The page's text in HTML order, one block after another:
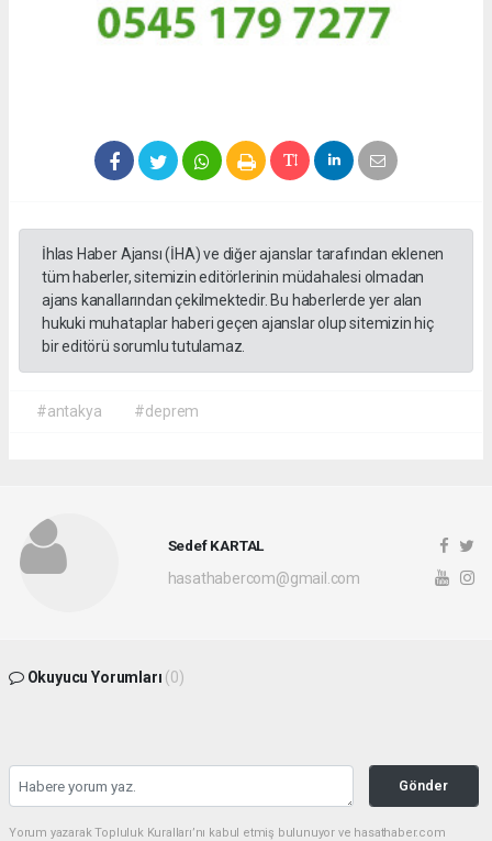
İhlas Haber Ajansı (İHA) ve diğer ajanslar tarafından eklenen
tüm haberler, sitemizin editörlerinin müdahalesi olmadan
ajans kanallarından çekilmektedir. Bu haberlerde yer alan
hukuki muhataplar haberi geçen ajanslar olup sitemizin hiç
bir editörü sorumlu tutulamaz.
#antakya #deprem
Sedef KARTAL
hasathabercom@gmail.com
Okuyucu Yorumları (0)
Gönder
Yorum yazarak Topluluk Kuralları’nı kabul etmiş bulunuyor ve hasathaber.com